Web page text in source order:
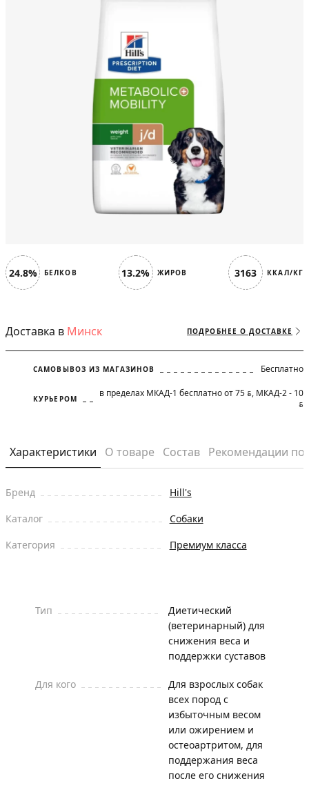
24.8% БЕЛКОВ 13.2% ЖИРОВ 3163 ККАЛ/КГ
Доставка в Минск ПОДРОБНЕЕ О ДОСТАВКЕ
САМОВЫВОЗ ИЗ МАГАЗИНОВ Бесплатно
КУРЬЕРОМ в пределах МКАД-1 бесплатно от 75 BYN, МКАД-2 - 10
BYN
Характеристики О товаре Состав Рекомендации
Бренд
Hill's
Каталог
Собаки
Категория
Премиум класса
Тип
Диетический
(ветеринарный) для
снижения веса и
поддержки суставов
Для кого
Для взрослых собак
всех пород с
избыточным весом
или ожирением и
остеоартритом, для
поддержания веса
после его снижения